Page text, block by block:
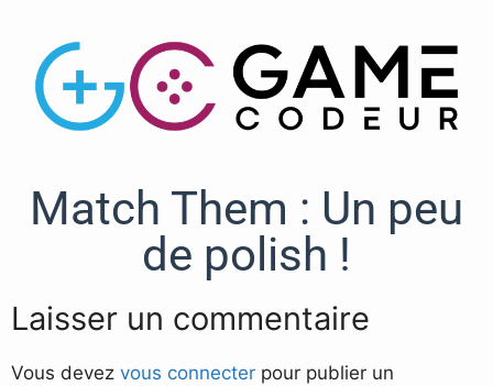
Match Them : Un peu
de polish !
Laisser un commentaire
Vous devez vous connecter pour publier un